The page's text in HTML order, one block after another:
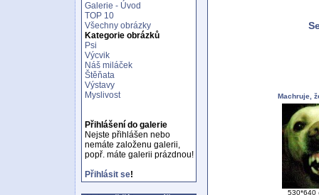
Galerie - Úvod
TOP 10
Všechny obrázky
Kategorie obrázků
Psi
Výcvik
Náš miláček
Štěňata
Výstavy
Myslivost
Přihlášení do galerie
Nejste přihlášen nebo
nemáte založenu galerii,
popř. máte galerii prázdnou!
Přihlásit se!
Machruje,
530*640